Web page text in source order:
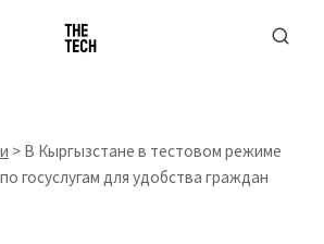
> В Кыргызстане в тестовом режиме
госуслугам для удобства граждан